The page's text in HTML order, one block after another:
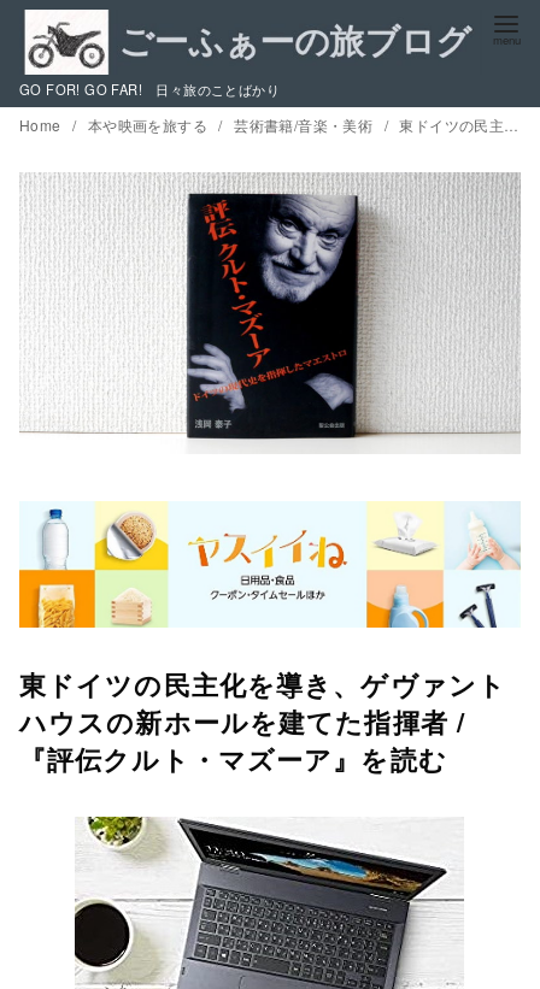
ン
GO FOR! GO FAR! 日々旅のことばかり
Home 本や映画を旅する 芸術書籍/音楽・美術 東ドイツの民主化を導き、ゲヴァントハウスの新ホールを建てた指揮者 / 『評伝クルト・マズーア』を読む
東ドイツの民主化を導き、ゲヴァント
ハウスの新ホールを建てた指揮者 /
『評伝クルト・マズーア』を読む